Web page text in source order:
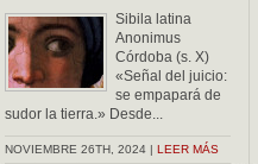
Sibila latina
Anonimus
Córdoba (s. X)
«Señal del juicio:
se empapará de
sudor la tierra.» Desde...
NOVIEMBRE 26TH, 2024 | LEER MÁS